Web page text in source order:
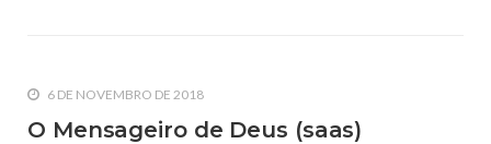
6 DE NOVEMBRO DE 2018
O Mensageiro de Deus (saas)